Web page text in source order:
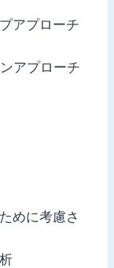
アプローチ
アプローチ
めに考慮さ